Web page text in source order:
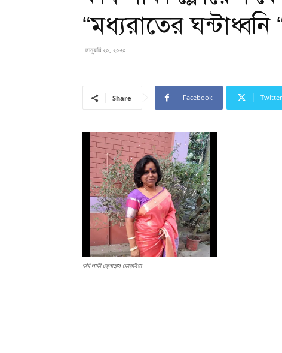
“মধ্যরাতের ঘন্টাধ্বনি
জানুয়ারি ২০, ২০২০
Share Facebook Twitter
কবি লাকী ফ্লোরেন্স কোড়াইয়া